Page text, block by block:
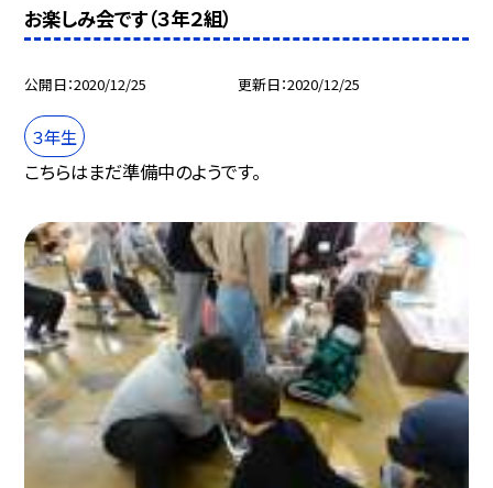
お楽しみ会です（３年２組）
公開日 2020/12/25 更新日 2020/12/25
３年生
こちらはまだ準備中のようです。